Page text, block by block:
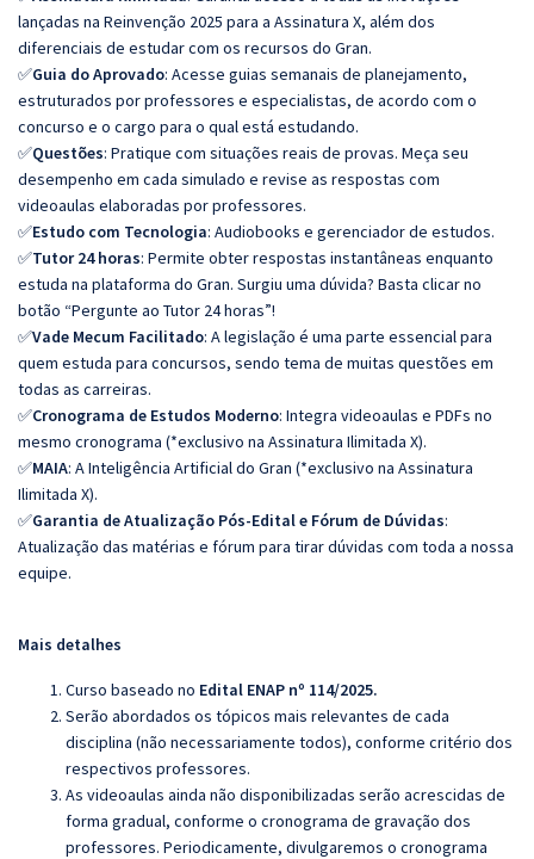
lançadas na Reinvenção 2025 para a Assinatura X, além dos
diferenciais de estudar com os recursos do Gran.
✅Guia do Aprovado: Acesse guias semanais de planejamento,
estruturados por professores e especialistas, de acordo com o
concurso e o cargo para o qual está estudando.
✅Questões: Pratique com situações reais de provas. Meça seu
desempenho em cada simulado e revise as respostas com
videoaulas elaboradas por professores.
✅Estudo com Tecnologia: Audiobooks e gerenciador de estudos.
✅Tutor 24 horas: Permite obter respostas instantâneas enquanto
estuda na plataforma do Gran. Surgiu uma dúvida? Basta clicar no
botão “Pergunte ao Tutor 24 horas”!
✅Vade Mecum Facilitado: A legislação é uma parte essencial para
quem estuda para concursos, sendo tema de muitas questões em
todas as carreiras.
✅Cronograma de Estudos Moderno: Integra videoaulas e PDFs no
mesmo cronograma (*exclusivo na Assinatura Ilimitada X).
✅MAIA: A Inteligência Artificial do Gran (*exclusivo na Assinatura
Ilimitada X).
✅Garantia de Atualização Pós-Edital e Fórum de Dúvidas:
Atualização das matérias e fórum para tirar dúvidas com toda a nossa
equipe.
Mais detalhes
Curso baseado no Edital ENAP nº 114/2025.
Serão abordados os tópicos mais relevantes de cada
disciplina (não necessariamente todos), conforme critério dos
respectivos professores.
As videoaulas ainda não disponibilizadas serão acrescidas de
forma gradual, conforme o cronograma de gravação dos
professores. Periodicamente, divulgaremos o cronograma